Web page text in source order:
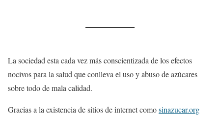
La sociedad esta cada vez más conscientizada de los efectos
nocivos para la salud que conlleva el uso y abuso de azúcares
sobre todo de mala calidad.
Gracias a la existencia de sitios de internet comosinazucar.org